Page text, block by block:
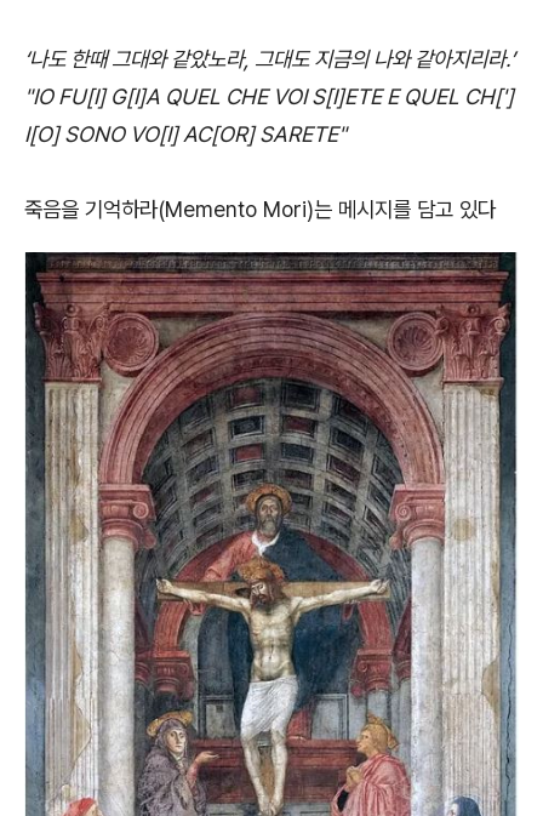
‘나도 한때 그대와 같았노라, 그대도 지금의 나와 같아지리라.’
"IO FU[I] G[I]A QUEL CHE VOI S[I]ETE E QUEL CH[']
I[O] SONO VO[I] AC[OR] SARETE"
죽음을 기억하라(Memento Mori)는 메시지를 담고 있다